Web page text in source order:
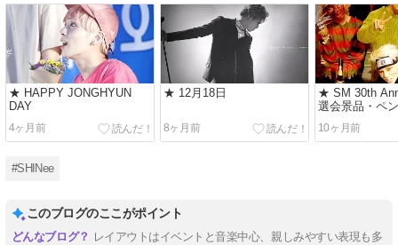
★ HAPPY JONGHYUN
DAY
4ヶ月前
★ 12月18日
8ヶ月前
★ SM 30th
選会景品・ペ
プバーム
10ヶ月前
#SHINee
このブログのここがポイント
レイアウトはイベントと音楽中心、親しみやすい表現も多